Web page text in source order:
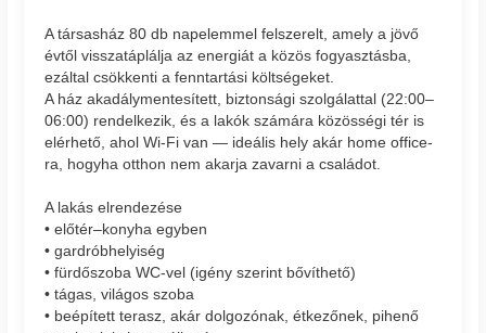
A társasház 80 db napelemmel felszerelt, amely a jövő
évtől visszatáplálja az energiát a közös fogyasztásba,
ezáltal csökkenti a fenntartási költségeket.
A ház akadálymentesített, biztonsági szolgálattal (22:00–
06:00) rendelkezik, és a lakók számára közösségi tér is
elérhető, ahol Wi-Fi van — ideális hely akár home office-
ra, hogyha otthon nem akarja zavarni a családot.
A lakás elrendezése
• előtér–konyha egyben
• gardróbhelyiség
• fürdőszoba WC-vel (igény szerint bővíthető)
• tágas, világos szoba
• beépített terasz, akár dolgozónak, étkezőnek, pihenő